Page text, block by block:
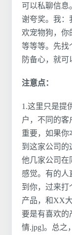
可以私聊信息
谢夸奖。我：
欢宠物狗，你
等等等。先找
防备心，就可
注意点：
1.这里只是提
户，不同的客
重要，如果你
到这家公司的
他几家公司在
感觉。有的人
到你，过来打
产品，和XX
要是有喜欢的
情.jpg]。总之